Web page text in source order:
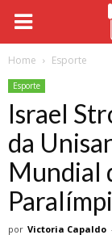
Home Esporte
Esporte
Israel
da
Mundial
por Victoria Capaldo